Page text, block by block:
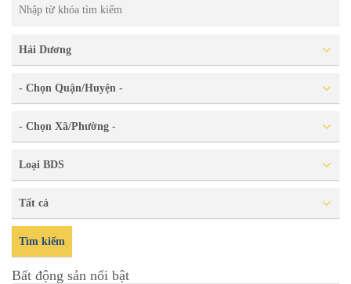
Hải Dương
- Chọn Quận/Huyện -
- Chọn Xã/Phường -
Loại BDS
Tất cả
Tìm kiếm
Bất động sản nổi bật